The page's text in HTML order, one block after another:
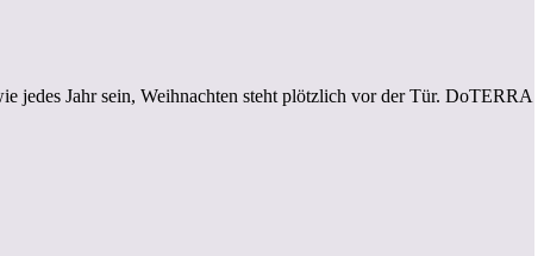
jedes Jahr sein, Weihnachten steht plötzlich vor der Tür. DoTERRA